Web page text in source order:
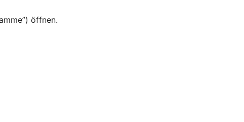
öffnen.